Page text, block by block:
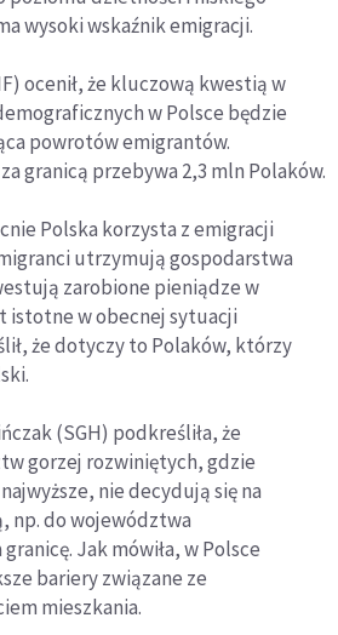
wysoki wskaźnik emigracji.
ocenił, że kluczową kwestią w
w Polsce będzie
powrotów emigrantów.
granicą przebywa 2,3 mln Polaków.
Polska korzysta z emigracji
utrzymują gospodarstwa
zarobione pieniądze w
istotne w obecnej sytuacji
że dotyczy to Polaków, którzy
(SGH) podkreśliła, że
gorzej rozwiniętych, gdzie
nie decydują się na
np. do województwa
Jak mówiła, w Polsce
bariery związane ze
mieszkania.